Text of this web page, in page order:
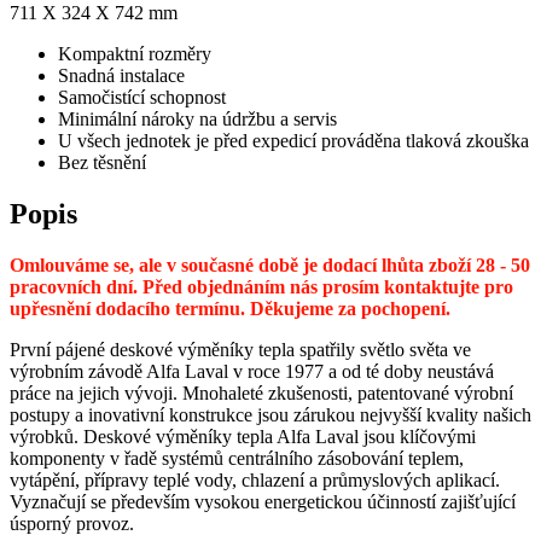
711 X 324 X 742 mm
Kompaktní rozměry
Snadná instalace
Samočistící schopnost
Minimální nároky na údržbu a servis
U všech jednotek je před expedicí prováděna tlaková zkouška
Bez těsnění
Popis
Omlouváme se, ale v současné době je dodací lhůta zboží 28 - 50
pracovních dní. Před objednáním nás prosím kontaktujte pro
upřesnění dodacího termínu. Děkujeme za pochopení.
První pájené deskové výměníky tepla spatřily světlo světa ve
výrobním závodě Alfa Laval v roce 1977 a od té doby neustává
práce na jejich vývoji. Mnohaleté zkušenosti, patentované výrobní
postupy a inovativní konstrukce jsou zárukou nejvyšší kvality našich
výrobků. Deskové výměníky tepla Alfa Laval jsou klíčovými
komponenty v řadě systémů centrálního zásobování teplem,
vytápění, přípravy teplé vody, chlazení a průmyslových aplikací.
Vyznačují se především vysokou energetickou účinností zajišťující
úsporný provoz.